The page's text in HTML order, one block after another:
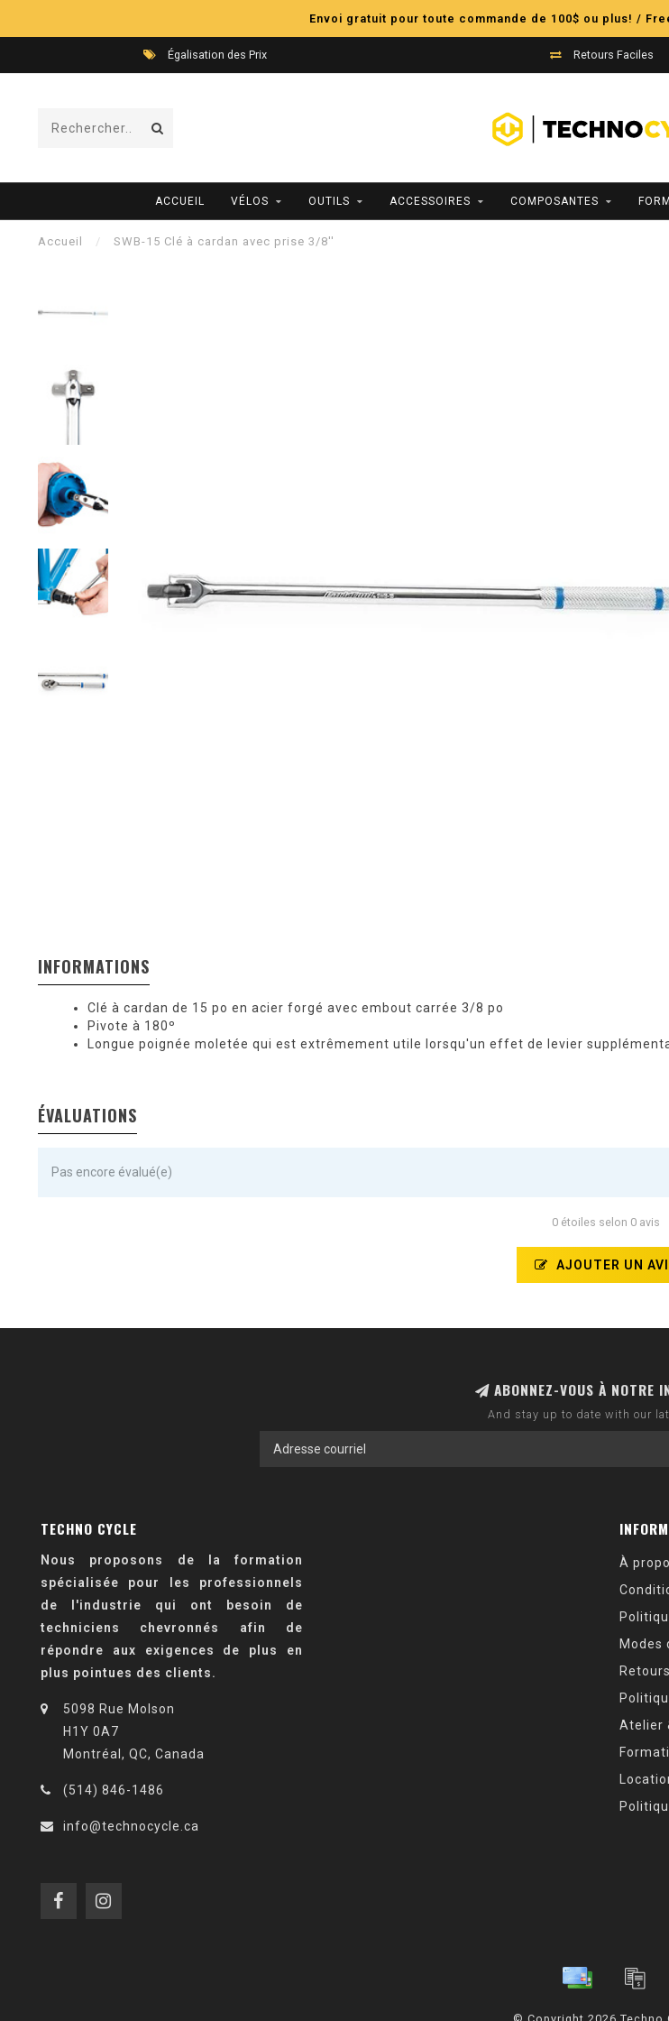
Envoi gratuit pour toute commande de 100$ ou plus! /
Égalisation des Prix Retours Faciles
ACCUEIL VÉLOS OUTILS ACCESSOIRES COMPOSANTES
Accueil / SWB-15 Clé à cardan avec prise 3/8''
INFORMATIONS
Clé à cardan de 15 po en acier forgé avec embout carrée 3/8 po
Pivote à 180º
Longue poignée moletée qui est extrêmement utile lorsqu'un effet de levier
ÉVALUATIONS
Pas encore évalué(e)
0 étoiles selon 0 avis
AJOUTER UN
ABONNEZ-VOUS À NOTRE
And stay up to date with our
TECHNO CYCLE
Nous proposons de la formation
spécialisée pour les professionnels
de l'industrie qui ont besoin de
techniciens chevronnés afin de
répondre aux exigences de plus en
plus pointues des clients.
5098 Rue Molson
H1Y 0A7
Montréal, QC, Canada
(514) 846-1486
info@technocycle.ca
À
Modes
Atelier